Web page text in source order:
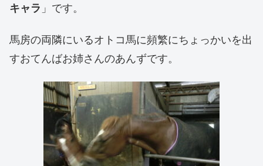
キャラ 」です。
馬房の両隣にいるオトコ馬に頻繁にちょっかいを出
すおてんばお姉さんのあんずです。